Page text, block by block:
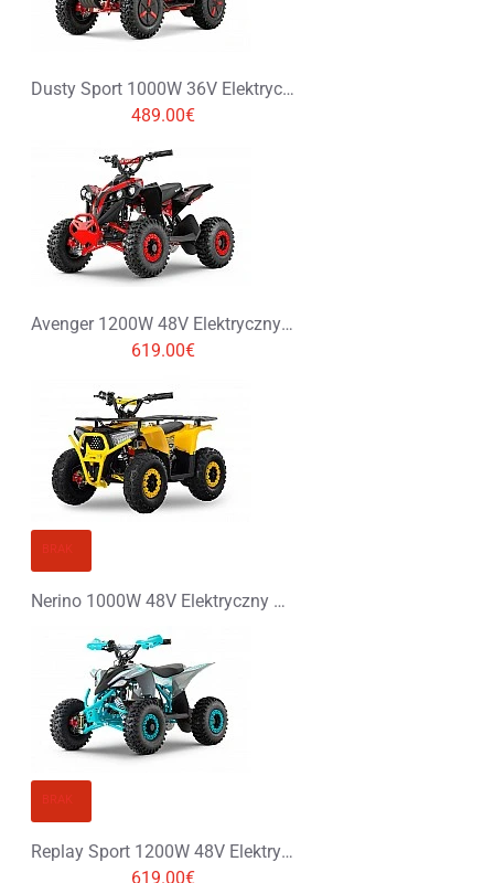
Dusty Sport 1000W 36V Elektryczny Quad na Oponach Terenowych
489.00€
Avenger 1200W 48V Elektryczny Quad na Oponach Terenowych
619.00€
Nerino 1000W 48V Elektryczny Quad Opony XL
Replay Sport 1200W 48V Elektryczny Quad na Oponach Terenowych
619.00€